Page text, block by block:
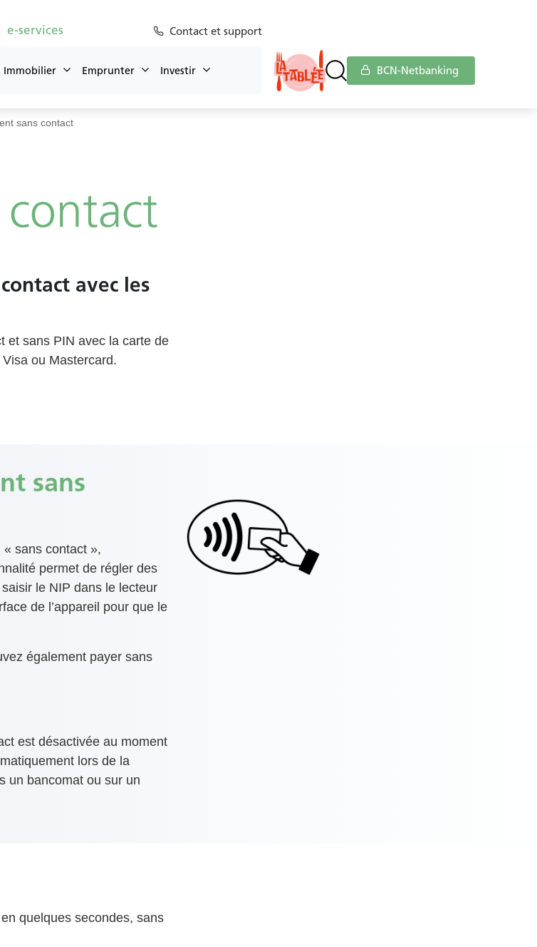
e-services Contact et support
Immobilier Emprunter Investir BCN-Netbanking
sans contact
contact
avec les
et sans PIN avec la carte de
ou Mastercard.
sans
sans contact »,
permet de régler des
le NIP dans le lecteur
de l’appareil pour que le
également payer sans
est désactivée au moment
lors de la
un bancomat ou sur un
quelques secondes, sans